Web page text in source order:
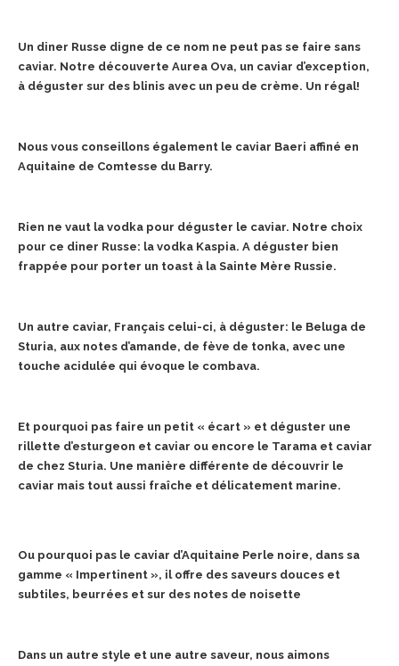
Un diner Russe digne de ce nom ne peut pas se faire sans
caviar. Notre découverte Aurea Ova, un caviar d’exception,
à déguster sur des blinis avec un peu de crème. Un régal!
Nous vous conseillons également le caviar Baeri affiné en
Aquitaine de Comtesse du Barry.
Rien ne vaut la vodka pour déguster le caviar. Notre choix
pour ce diner Russe: la vodka Kaspia. A déguster bien
frappée pour porter un toast à la Sainte Mère Russie.
Un autre caviar, Français celui-ci, à déguster: le Beluga de
Sturia, aux notes d’amande, de fève de tonka, avec une
touche acidulée qui évoque le combava.
Et pourquoi pas faire un petit « écart » et déguster une
rillette d’esturgeon et caviar ou encore le Tarama et caviar
de chez Sturia. Une manière différente de découvrir le
caviar mais tout aussi fraîche et délicatement marine.
Ou pourquoi pas le caviar d’Aquitaine Perle noire, dans sa
gamme « Impertinent », il offre des saveurs douces et
subtiles, beurrées et sur des notes de noisette
Dans un autre style et une autre saveur, nous aimons